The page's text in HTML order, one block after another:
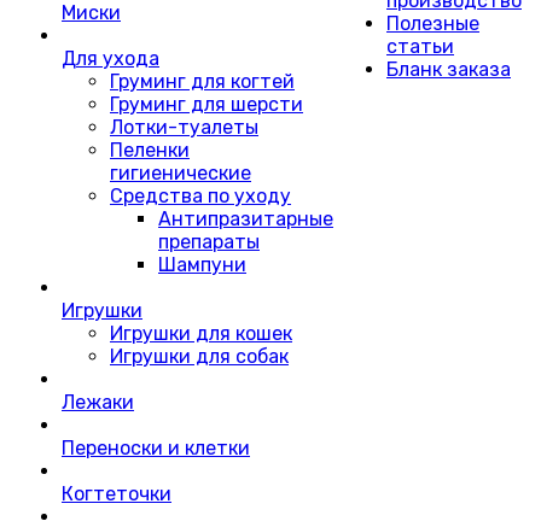
Миски
Для ухода
Груминг для когтей
Груминг для шерсти
Лотки-туалеты
Пеленки
гигиенические
Средства по уходу
Антипразитарные
препараты
Шампуни
Игрушки
Игрушки для кошек
Игрушки для собак
Лежаки
Переноски и клетки
Когтеточки
Полезные
статьи
Бланк заказа